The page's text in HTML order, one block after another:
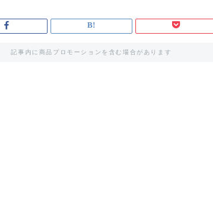
記事内に商品プロモーションを含む場合があります